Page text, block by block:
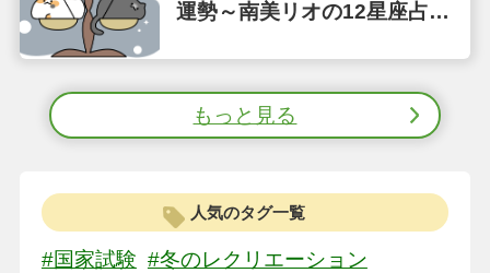
運勢～南美リオの12星座占い
もっと見る
人気のタグ一覧
#国家試験 #冬のレクリエーション